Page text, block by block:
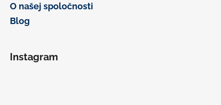
O našej spoločnosti
Blog
Instagram